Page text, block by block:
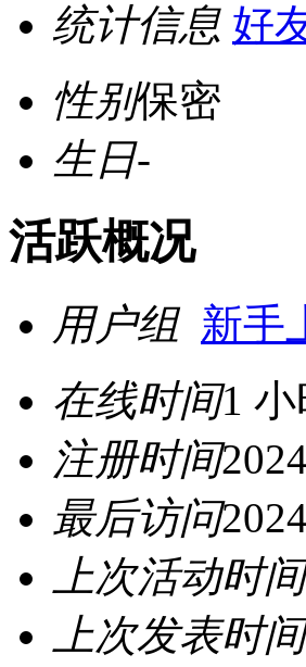
统计信息 好
性别保密
生日-
活跃概况
用户组 新手
在线时间1 小
注册时间
最后访问
上次活动时间
上次发表时间